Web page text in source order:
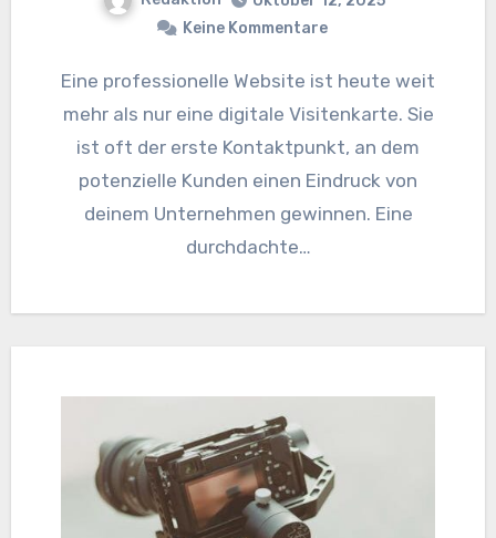
Keine Kommentare
Eine professionelle Website ist heute weit
mehr als nur eine digitale Visitenkarte. Sie
ist oft der erste Kontaktpunkt, an dem
potenzielle Kunden einen Eindruck von
deinem Unternehmen gewinnen. Eine
durchdachte…